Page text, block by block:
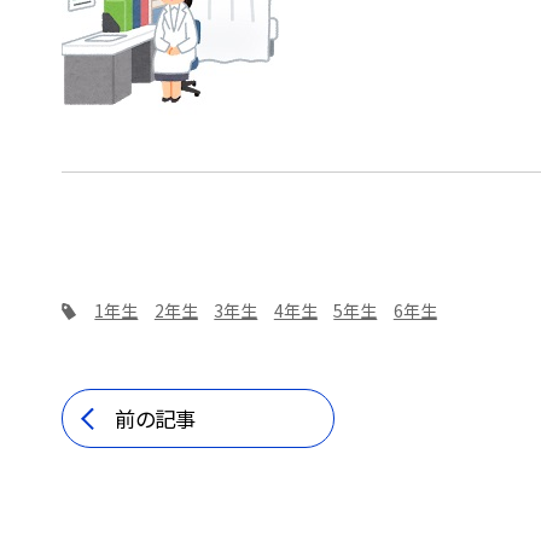
1年生 2年生 3年生 4年生 5年生 6年生
前の記事